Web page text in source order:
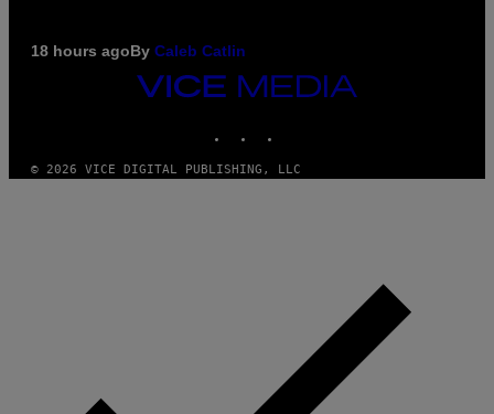
18 hours agoBy Caleb Catlin
VICE
MEDIA
© 2026 VICE DIGITAL PUBLISHING, LLC